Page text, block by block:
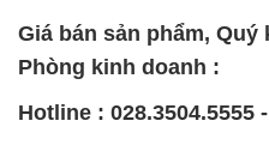
Giá bán sản phẩm,
Phòng kinh doanh :
Hotline : 028.3504.5555